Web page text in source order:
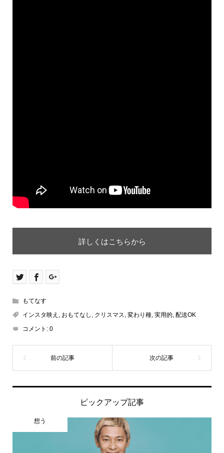
詳しくはこちらから
もてなす
インスタ映え
おもてなし クリスマス 変わり種, 実用的 配送OK
コメント: 0
ピックアップ記事
想う